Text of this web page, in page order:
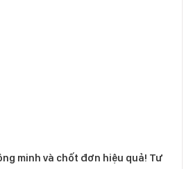
minh và chốt đơn hiệu quả! Tư